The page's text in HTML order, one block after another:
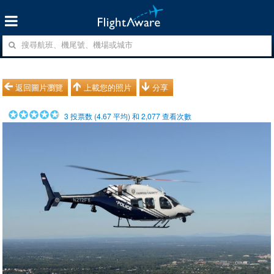
返回圖片瀏覽 上載您的照片 分享
3 投票数 (4.67平均) 和2,077查看次數